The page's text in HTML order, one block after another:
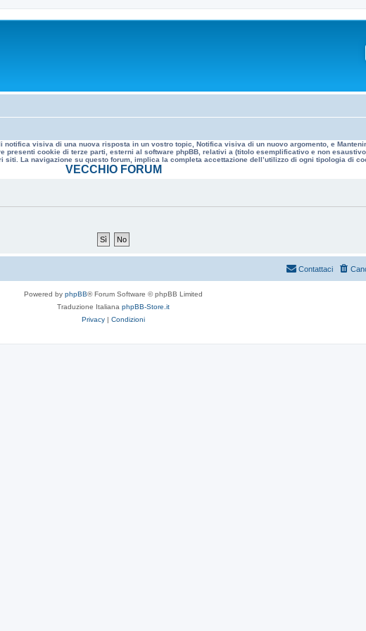
visiva di una nuova risposta in un vostro topic, Notifica visiva di un nuovo argomento, e
cookie di terze parti, esterni al software phpBB, relativi a (titolo esemplificativo e non
siti. La navigazione su questo forum, implica la completa accettazione dell’utilizzo di ogni tipologia di
VECCHIO FORUM
Contattaci
Powered by phpBB® Forum Software © phpBB Limited
Traduzione Italiana phpBB-Store.it
Privacy | Condizioni